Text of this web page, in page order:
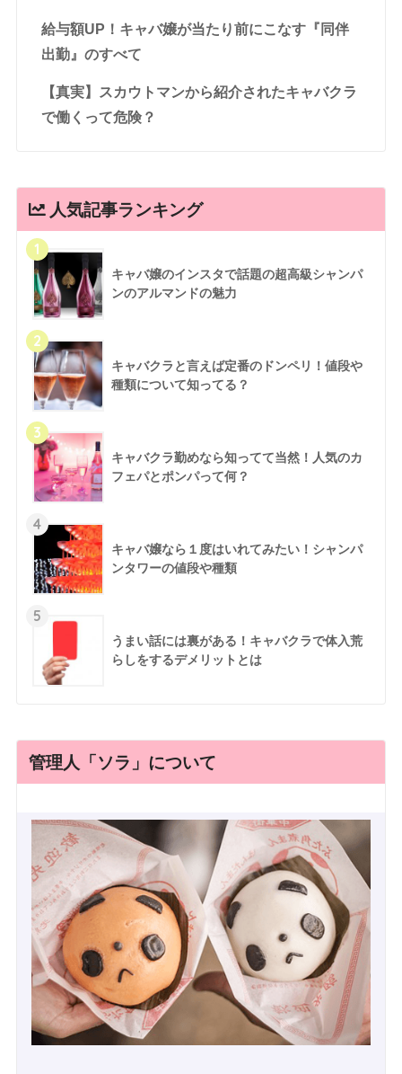
給与額UP！キャバ嬢が当たり前にこなす『同伴
出勤』のすべて
【真実】スカウトマンから紹介されたキャバクラ
で働くって危険？
人気記事ランキング
1
キャバ嬢のインスタで話題の超高級シャンパ
ンのアルマンドの魅力
2
キャバクラと言えば定番のドンペリ！値段や
種類について知ってる？
3
キャバクラ勤めなら知ってて当然！人気のカ
フェパとポンパって何？
4
キャバ嬢なら１度はいれてみたい！シャンパ
ンタワーの値段や種類
5
うまい話には裏がある！キャバクラで体入荒
らしをするデメリットとは
管理人「ソラ」について